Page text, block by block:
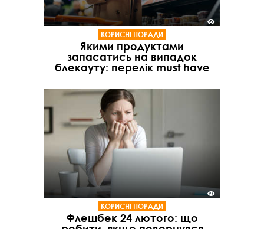
КОРИСНІ ПОРАДИ
Якими продуктами
запасатись на випадок
блекауту: перелік must have
КОРИСНІ ПОРАДИ
Флешбек 24 лютого: що